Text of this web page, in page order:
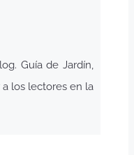
Guía de Jardín,
los lectores en la